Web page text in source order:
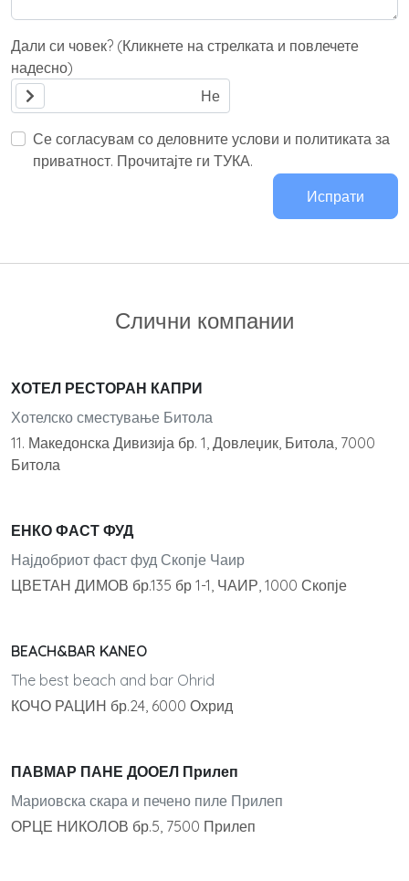
Дали си човек? (Кликнете на стрелката и повлечете
надесно)
Се согласувам со деловните услови и политиката за
приватност. Прочитајте ги ТУКА.
Испрати
Слични компании
ХОТЕЛ РЕСТОРАН КАПРИ
Хотелско сместување Битола
11. Македонска Дивизија бр. 1, Довлеџик, Битола, 7000
Битола
ЕНКО ФАСТ ФУД
Најдобриот фаст фуд Скопје Чаир
ЦВЕТАН ДИМОВ бр.135 бр 1-1, ЧАИР, 1000 Скопје
BEACH&BAR KANEO
The best beach and bar Ohrid
КОЧО РАЦИН бр.24, 6000 Охрид
ПАВМАР ПАНЕ ДООЕЛ Прилеп
Мариовска скара и печено пиле Прилеп
ОРЦЕ НИКОЛОВ бр.5, 7500 Прилеп